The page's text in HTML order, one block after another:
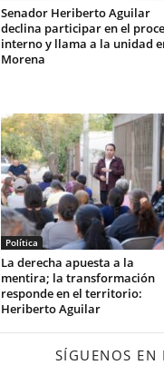
Senador Heriberto Aguilar
declina participar en el
interno y llama a la unidad
Morena
Política
La derecha apuesta a la
mentira; la transformación
responde en el territorio:
Heriberto Aguilar
SÍGUENOS EN